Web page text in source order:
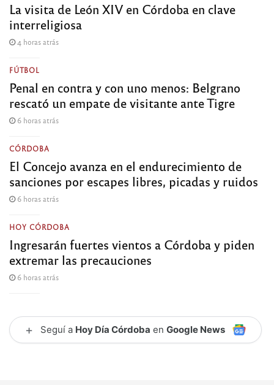
La visita de León XIV en Córdoba en clave
interreligiosa
4 horas atrás
FÚTBOL
Penal en contra y con uno menos: Belgrano
rescató un empate de visitante ante Tigre
6 horas atrás
CÓRDOBA
El Concejo avanza en el endurecimiento de
sanciones por escapes libres, picadas y ruidos
6 horas atrás
HOY CÓRDOBA
Ingresarán fuertes vientos a Córdoba y piden
extremar las precauciones
6 horas atrás
+ Seguí a Hoy Día Córdoba en Google News